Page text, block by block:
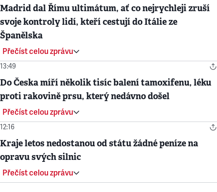
Madrid dal Římu ultimátum, ať co nejrychleji zruší
svoje kontroly lidí, kteří cestují do Itálie ze
Španělska
Přečíst celou zprávu
13:49
Do Česka míří několik tisíc balení tamoxifenu, léku
proti rakovině prsu, který nedávno došel
Přečíst celou zprávu
12:16
Kraje letos nedostanou od státu žádné peníze na
opravu svých silnic
Přečíst celou zprávu